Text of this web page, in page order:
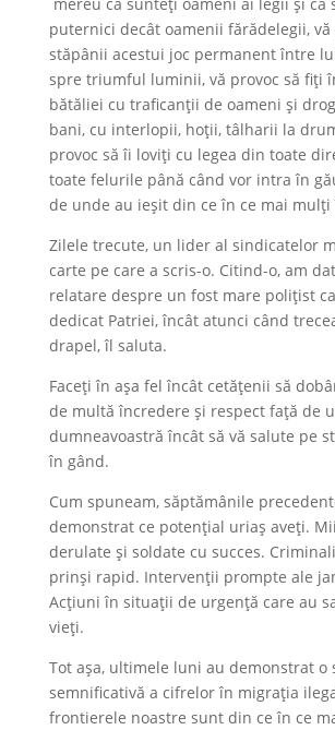
puternici decât oamenii fărădelegii, vă
stăpânii acestui joc permanent între
spre triumful luminii, vă provoc să fiți
bătăliei cu traficanții de oameni și
bani, cu interlopii, hoții, tâlharii la
provoc să îi loviți cu legea din toate
toate felurile până când vor intra în
de unde au ieșit din ce în ce mai
Zilele trecute, un lider al sindicatelor
carte pe care a scris-o. Citind-o, am
relatare despre un fost mare polițist
dedicat Patriei, încât atunci când
drapel, îl saluta.
Faceți în așa fel încât cetățenii să
de multă încredere și respect față de
dumneavoastră încât să vă salute pe
în gând.
Cum spuneam, săptămânile
demonstrat ce potențial uriaș aveți.
derulate și soldate cu succes.
prinși rapid. Intervenții prompte ale
Acțiuni în situații de urgență care au
vieți.
Tot așa, ultimele luni au demonstrat o
semnificativă a cifrelor în migrația
frontierele noastre sunt din ce în ce